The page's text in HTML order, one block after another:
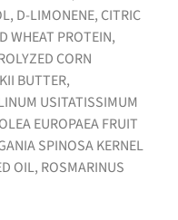
D-LIMONENE, CITRIC
WHEAT PROTEIN,
CORN
BUTTER,
USITATISSIMUM
EUROPAEA FRUIT
SPINOSA KERNEL
OIL, ROSMARINUS